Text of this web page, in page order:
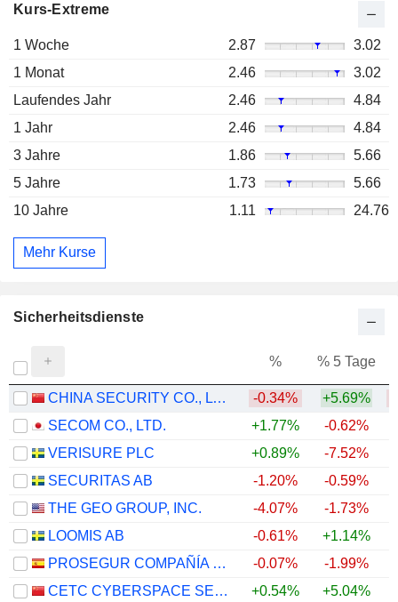
Kurs-Extreme
1 Woche 2.87
3.02
1 Monat
2.46
3.02
Laufendes Jahr
2.46
4.84
1 Jahr
2.46
4.84
3 Jahre
1.86
5.66
5 Jahre
1.73
5.66
10 Jahre
1.11 24.76
Mehr Kurse
Sicherheitsdienste
% % 5 Tage
CHINA SECURITY CO., LTD. -0.34% +5.69%
SECOM CO., LTD.
+1.77% -0.62%
VERISURE PLC
+0.89%
-7.52%
SECURITAS AB
-1.20% -0.59%
THE GEO GROUP, INC.
-4.07% -1.73%
LOOMIS AB
-0.61% +1.14%
PROSEGUR COMPAÑÍA DE SEGURIDAD, S.A.
-0.07% -1.99%
CETC CYBERSPACE SECURITY TECHNOLOGY CO., LTD.
+0.54% +5.04%